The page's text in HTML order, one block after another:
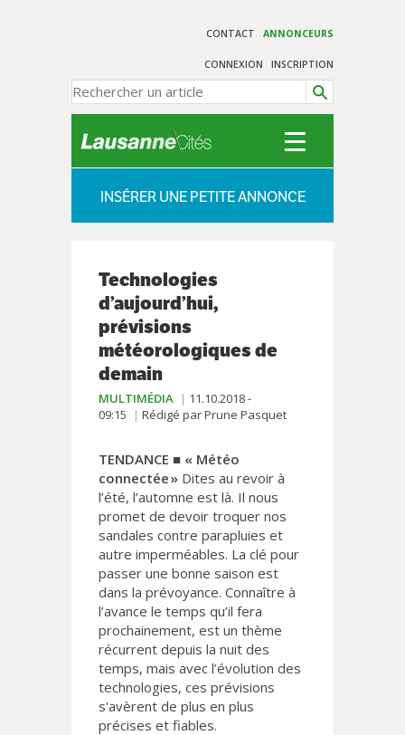
CONTACT ANNONCEURS
CONNEXION INSCRIPTION
INSÉRER UNE PETITE ANNONCE
Technologies
d’aujourd’hui,
prévisions
météorologiques de
demain
MULTIMÉDIA
11.10.2018 -
09:15
Rédigé par Prune Pasquet
TENDANCE ■ « Météo
connectée » Dites au revoir à
l’été, l’automne est là. Il nous
promet de devoir troquer nos
sandales contre parapluies et
autre imperméables. La clé pour
passer une bonne saison est
dans la prévoyance. Connaître à
l’avance le temps qu’il fera
prochainement, est un thème
récurrent depuis la nuit des
temps, mais avec l’évolution des
technologies, ces prévisions
s'avèrent de plus en plus
précises et fiables.